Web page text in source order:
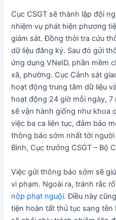
Cục CSGT sẽ thành lập đội
nhiệm vụ phát hiện phương
giám sát. Đồng thời tra cứu
dữ liệu đăng ký. Sau đó gửi
ứng dụng VNeID, phần mềm
xã, phường. Cục Cảnh sát
hoạt động trung tâm dữ liệu
hoạt động 24 giờ mỗi ngày, 7
sẽ vận hành giống như khoa
việc ba ca liên tục, đảm bảo
thông báo sớm nhất tới
Bình, Cục trưởng CSGT – Bộ
Việc gửi thông báo sớm sẽ
vi phạm. Ngoài ra, tránh rắc
nộp phạt nguội. Điều này
tiện hoàn tất thủ tục sang tên